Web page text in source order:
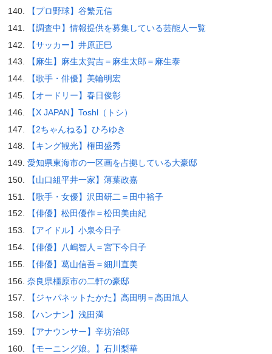
【プロ野球】谷繁元信
【調査中】情報提供を募集している芸能人一覧
【サッカー】井原正巳
【麻生】麻生太賀吉＝麻生太郎＝麻生泰
【歌手・俳優】美輪明宏
【オードリー】春日俊彰
【X JAPAN】Toshl（トシ）
【2ちゃんねる】ひろゆき
【キング観光】権田盛秀
愛知県東海市の一区画を占拠している大豪邸
【山口組平井一家】薄葉政嘉
【歌手・女優】沢田研二＝田中裕子
【俳優】松田優作＝松田美由紀
【アイドル】小泉今日子
【俳優】八嶋智人＝宮下今日子
【俳優】葛山信吾＝細川直美
奈良県橿原市の二軒の豪邸
【ジャパネットたかた】高田明＝高田旭人
【ハンナン】浅田満
【アナウンサー】辛坊治郎
【モーニング娘。】石川梨華